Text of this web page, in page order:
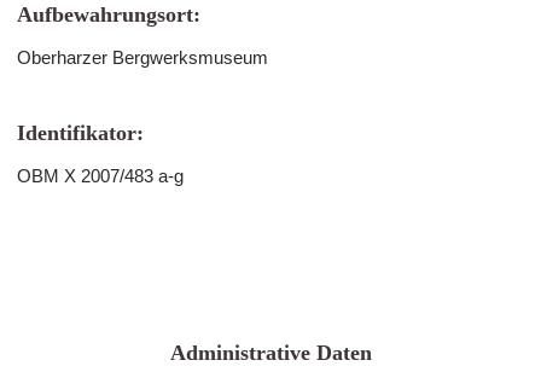
Aufbewahrungsort:
Oberharzer Bergwerksmuseum
Identifikator:
OBM X 2007/483 a-g
Administrative Daten